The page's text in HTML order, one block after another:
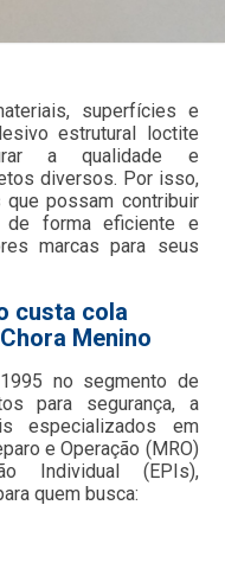
superfícies e
estrutural loctite
a qualidade e
diversos. Por isso,
possam contribuir
de forma eficiente e
marcas para seus
custa cola
Menino
no segmento de
para segurança, a
especializados em
e Operação (MRO)
Individual (EPIs),
quem busca: